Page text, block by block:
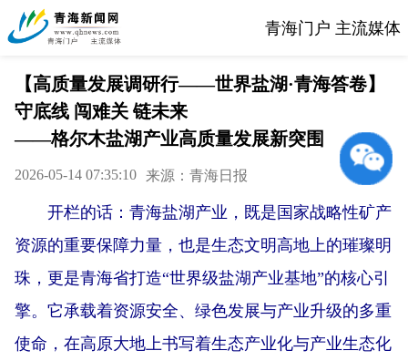
青海门户 主流媒体
【高质量发展调研行——世界盐湖·青海答卷】
守底线 闯难关 链未来
——格尔木盐湖产业高质量发展新突围
2026-05-14 07:35:10 来源：青海日报
开栏的话：青海盐湖产业，既是国家战略性矿产
资源的重要保障力量，也是生态文明高地上的璀璨明
珠，更是青海省打造“世界级盐湖产业基地”的核心引
擎。它承载着资源安全、绿色发展与产业升级的多重
使命，在高原大地上书写着生态产业化与产业生态化